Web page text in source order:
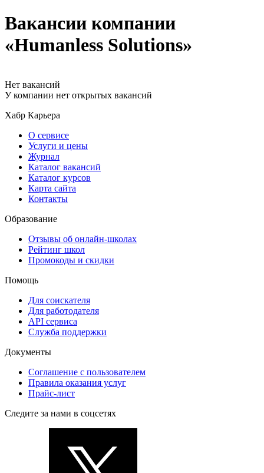
Вакансии компании
«Humanless Solutions»
Нет вакансий
У компании нет открытых вакансий
Хабр Карьера
О сервисе
Услуги и цены
Журнал
Каталог вакансий
Каталог курсов
Карта сайта
Контакты
Образование
Отзывы об онлайн-школах
Рейтинг школ
Промокоды и скидки
Помощь
Для соискателя
Для работодателя
API сервиса
Служба поддержки
Документы
Соглашение с пользователем
Правила оказания услуг
Прайс-лист
Следите за нами в соцсетях